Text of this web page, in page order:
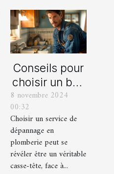
Conseils pour
choisir un bon
service de
dépannage en
plomberie
8 novembre 2024
00:32
Choisir un service de
dépannage en
plomberie peut se
révéler être un véritable
casse-tête, face à...